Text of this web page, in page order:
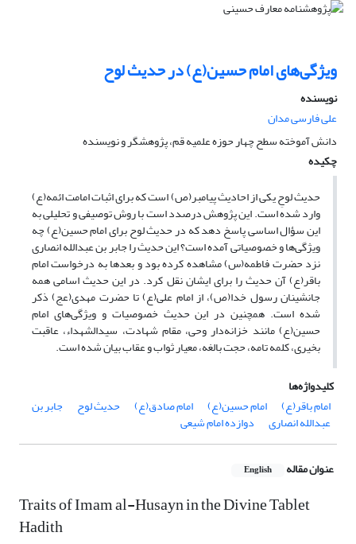
ویژگی‌های امام حسین(ع) در حدیث لوح
نویسنده
علی فارسی مدان
دانش آموخته سطح چهار حوزه علمیه قم، پژوهشگر و نویسنده
چکیده
حدیث لوحِ یکی از احادیث پیامبر(ص) است که برای اثبات امامت ائمه(ع)
وارد شده است. این پژوهش درصدد است با روش توصیفی و تحلیلی به
این سؤال اساسی پاسخ دهد که در حدیث لوح برای امام حسین(ع) چه
ویژگی‌ها و خصوصیاتی آمده است؟ این حدیث را جابر بن عبدالله انصاری
نزد حضرت فاطمه(س) مشاهده کرده بود و بعدها به درخواست امام
باقر(ع) آن حدیث را برای ایشان نقل کرد. در این حدیث اسامی همه
جانشینان رسول خدا(ص)، از امام علی(ع) تا حضرت مهدی(عج) ذکر
شده است. همچنین در این حدیث خصوصیات و ویژگی‌های امام
حسین(ع) مانند خزانه‌دار وحی، مقام شهادت، سیدالشهداء، عاقبت
بخیری، کلمه تامه، حجت بالغه، معیار ثواب و عقاب بیان شده است.
کلیدواژه‌ها
امام باقر(ع)
امام حسین(ع) امام صادق(ع) حدیث لوح جابر بن
عبدالله انصاری دوازده امام شیعی
عنوان مقاله English
Traits of Imam al-Husayn in the Divine Tablet
Hadith